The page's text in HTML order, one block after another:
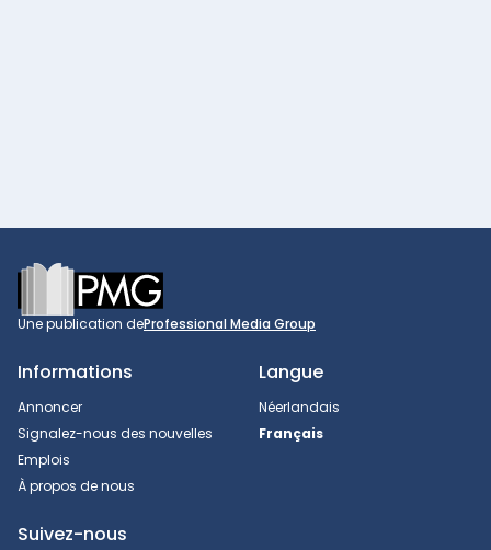
Footer
Une publication deProfessional Media Group
Informations
Annoncer
Signalez-nous des nouvelles
Emplois
À propos de nous
Langue
Néerlandais
Français
Suivez-nous